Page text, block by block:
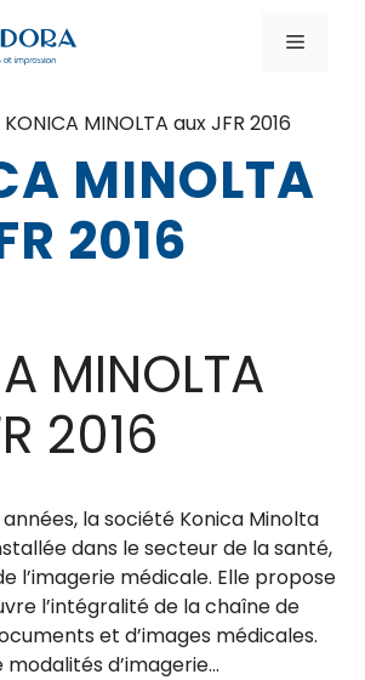
Menu
KONICA MINOLTA aux JFR 2016
MINOLTA
2016
MINOLTA
2016
la société Konica Minolta
dans le secteur de la santé,
l’imagerie médicale. Elle propose
l’intégralité de la chaîne de
et d’images médicales.
d’imagerie…